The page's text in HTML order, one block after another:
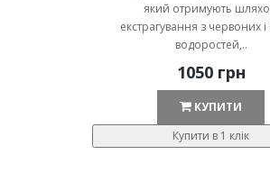
який отримують
екстрагування з червоних
водоростей,..
1050 грн
КУПИТИ
Купити в 1 клік